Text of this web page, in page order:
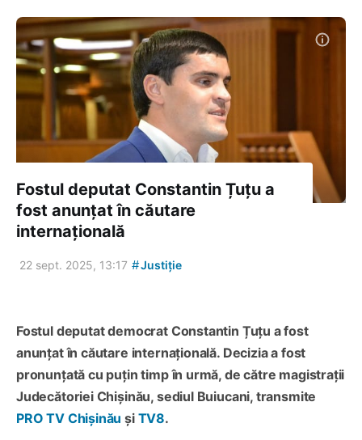
Fostul deputat Constantin Țuțu a
fost anunțat în căutare
internațională
22 sept. 2025, 13:17 #Justiție
Fostul deputat democrat Constantin Țuțu a fost
anunțat în căutare internațională. Decizia a fost
pronunțată cu puțin timp în urmă, de către magistrații
Judecătoriei Chișinău, sediul Buiucani, transmite
PRO TV Chișinău și TV8.